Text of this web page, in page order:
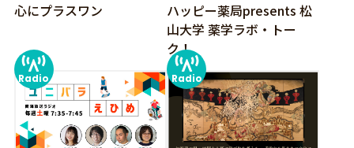
心にプラスワン
ハッピー薬局presents 松
山大学 薬学ラボ・トー
ク！